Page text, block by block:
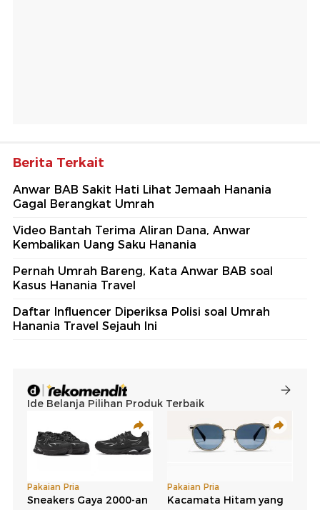
Berita Terkait
Anwar BAB Sakit Hati Lihat Jemaah Hanania
Gagal Berangkat Umrah
Video Bantah Terima Aliran Dana, Anwar
Kembalikan Uang Saku Hanania
Pernah Umrah Bareng, Kata Anwar BAB soal
Kasus Hanania Travel
Daftar Influencer Diperiksa Polisi soal Umrah
Hanania Travel Sejauh Ini